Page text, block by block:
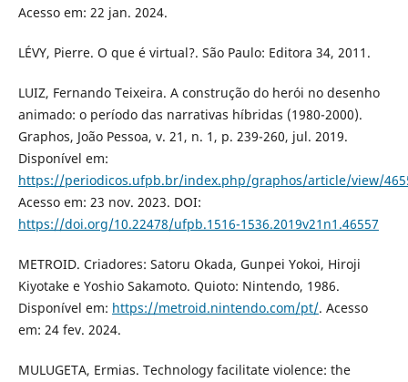
Acesso em: 22 jan. 2024.
LÉVY, Pierre. O que é virtual?. São Paulo: Editora 34, 2011.
LUIZ, Fernando Teixeira. A construção do herói no desenho
animado: o período das narrativas híbridas (1980-2000).
Graphos, João Pessoa, v. 21, n. 1, p. 239-260, jul. 2019.
Disponível em:
https://periodicos.ufpb.br/index.php/graphos/article/view/
Acesso em: 23 nov. 2023. DOI:
https://doi.org/10.22478/ufpb.1516-1536.2019v21n1.46557
METROID. Criadores: Satoru Okada, Gunpei Yokoi, Hiroji
Kiyotake e Yoshio Sakamoto. Quioto: Nintendo, 1986.
Disponível em: https://metroid.nintendo.com/pt/. Acesso
em: 24 fev. 2024.
MULUGETA, Ermias. Technology facilitate violence: the